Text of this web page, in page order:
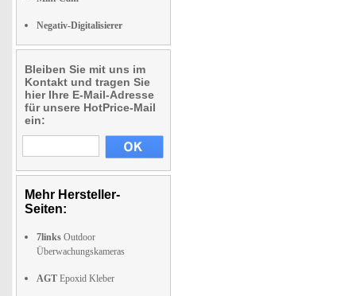
Negativ-Digitalisierer
Bleiben Sie mit uns im
Kontakt und tragen Sie
hier Ihre E-Mail-Adresse
für unsere HotPrice-Mail
ein:
Mehr Hersteller-
Seiten:
7links Outdoor
Überwachungskameras
AGT Epoxid Kleber